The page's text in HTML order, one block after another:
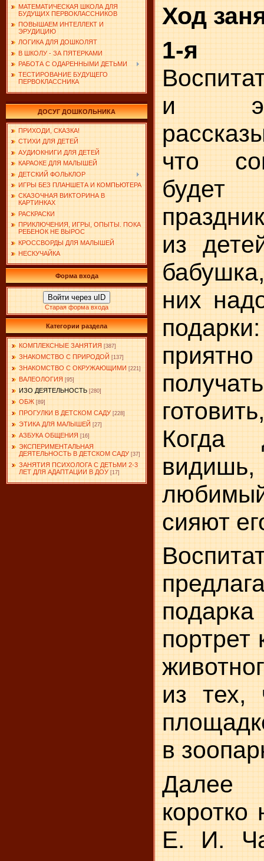
МАТЕМАТИЧЕСКАЯ ШКОЛА ДЛЯ
БУДУЩИХ ПЕРВОКЛАССНИКОВ
ПОВЫШАЕМ ИНТЕЛЛЕКТ И
ЭРУДИЦИЮ
ЛОГИКА ДЛЯ ДОШКОЛЯТ
В ШКОЛУ - ЗА ПЯТЕРКАМИ
РАБОТА С ОДАРЕННЫМИ ДЕТЬМИ
ТЕСТИРОВАНИЕ БУДУЩЕГО
ПЕРВОКЛАССНИКА
ДОСУГ ДОШКОЛЬНИКА
ПРИХОДИ, СКАЗКА!
СТИХИ ДЛЯ ДЕТЕЙ
АУДИОКНИГИ ДЛЯ ДЕТЕЙ
КАРАОКЕ ДЛЯ МАЛЫШЕЙ
ДЕТСКИЙ ФОЛЬКЛОР
ИГРЫ БЕЗ ПЛАНШЕТА И КОМПЬЮТЕРА
СКАЗОЧНАЯ ВИКТОРИНА В
КАРТИНКАХ
РАСКРАСКИ
ПРИКЛЮЧЕНИЯ, ИГРЫ, ОПЫТЫ. ПОКА
РЕБЕНОК НЕ ВЫРОС
КРОССВОРДЫ ДЛЯ МАЛЫШЕЙ
НЕСКУЧАЙКА
Форма входа
Войти через uID
Старая форма входа
Категории раздела
КОМПЛЕКСНЫЕ ЗАНЯТИЯ [387]
ЗНАКОМСТВО С ПРИРОДОЙ [137]
ЗНАКОМСТВО С ОКРУЖАЮЩИМИ [221]
ВАЛЕОЛОГИЯ [95]
ИЗО ДЕЯТЕЛЬНОСТЬ [280]
ОБЖ [89]
ПРОГУЛКИ В ДЕТСКОМ САДУ [228]
ЭТИКА ДЛЯ МАЛЫШЕЙ [27]
АЗБУКА ОБЩЕНИЯ [16]
ЭКСПЕРИМЕНТАЛЬНАЯ
ДЕЯТЕЛЬНОСТЬ В ДЕТСКОМ САДУ [37]
ЗАНЯТИЯ ПСИХОЛОГА С ДЕТЬМИ 2-3
ЛЕТ ДЛЯ АДАПТАЦИИ В ДОУ [17]
Ход
1-я
и
что
из
них
Когда
видишь,
сияют
портрет
из тех,
в
Далее
коротко
Е. И.